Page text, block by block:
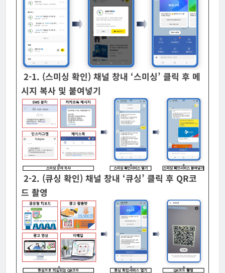
2-1. (스미싱 확인) 채널 창내 ‘스미싱’ 클릭 후 메
시지 복사 및 붙여넣기
2-2. (큐싱 확인) 채널 창내 ‘큐싱’ 클릭 후 QR코
드 촬영